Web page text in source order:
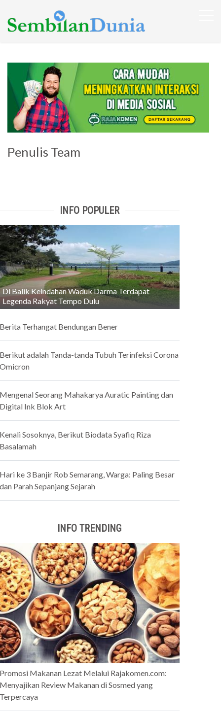
Penulis Team
INFO POPULER
Di Balik Keindahan Waduk Darma Terdapat
Legenda Rakyat Tempo Dulu
Terhangat Bendungan Bener
adalah Tanda-tanda Tubuh Terinfeksi Corona
Seorang Mahakarya Auratic Painting dan
Ink Blok Art
Sosoknya, Berikut Biodata Syafiq Riza
ke 3 Banjir Rob Semarang, Warga: Paling Besar
Parah Sepanjang Sejarah
INFO TRENDING
Makanan Lezat Melalui Rajakomen.com:
Review Makanan di Sosmed yang